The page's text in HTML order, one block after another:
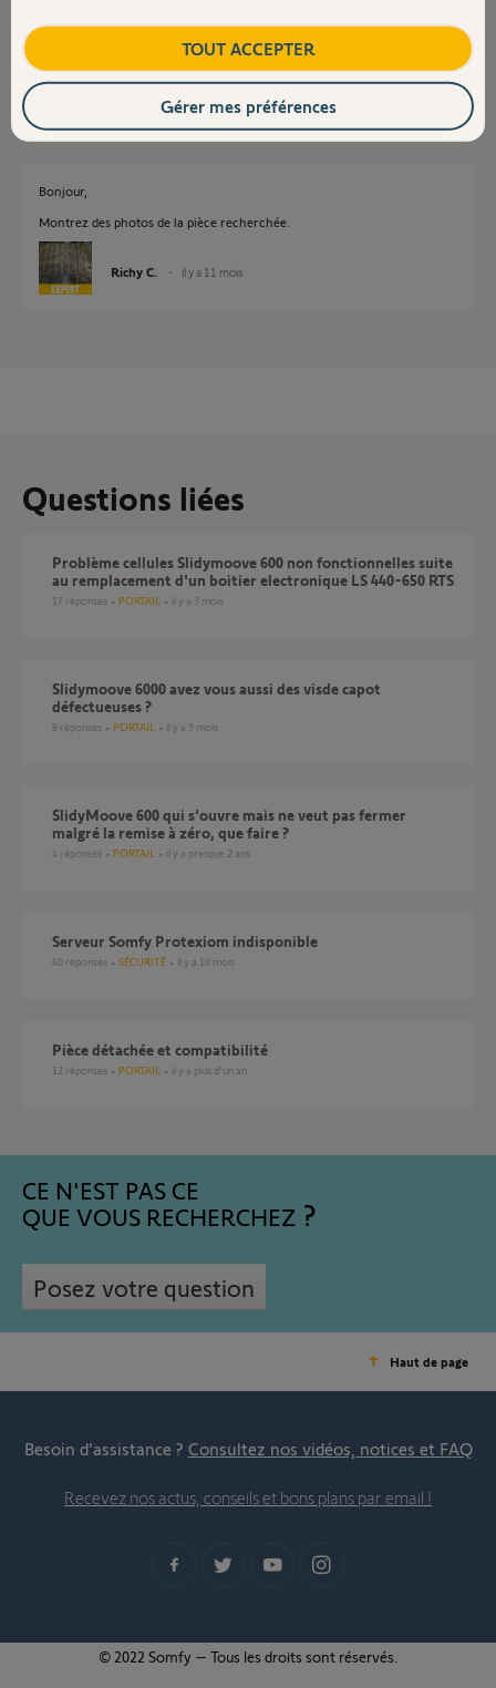
Bonjour,
Montrez des photos de la pièce recherchée.
Richy C. il y a 11 mois
Questions liées
Problème cellules Slidymoove 600 non fonctionnelles suite
au remplacement d'un boitier electronique LS 440-650 RTS
17 réponses PORTAIL il y a 3 mois
Slidymoove 6000 avez vous aussi des visde capot
défectueuses ?
8 réponses PORTAIL il y a 9 mois
SlidyMoove 600 qui s'ouvre mais ne veut pas fermer
malgré la remise à zéro, que faire ?
4 réponses PORTAIL il y a presque 2 ans
Serveur Somfy Protexiom indisponible
40 réponses SÉCURITÉ il y a 10 mois
Pièce détachée et compatibilité
12 réponses PORTAIL il y a plus d'un an
CE N'EST PAS CE
QUE VOUS RECHERCHEZ
Posez votre question
Haut de page
Besoin d’assistance ? Consultez nos vidéos, notices et FAQ
Recevez nos actus, conseils et bons plans par email !
© 2022 Somfy – Tous les droits sont réservés.
TOUT ACCEPTER
Gérer mes préférences